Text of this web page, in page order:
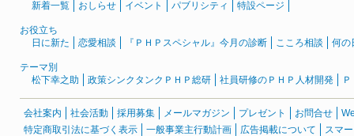
新着一覧
おしらせ イベント パブリシティ 特設ページ
お役立ち
日に新た
恋愛相談 『ＰＨＰスペシャル』今月の診断 こころ相談 何の
テーマ別
松下幸之助
政策シンクタンクＰＨＰ総研 社員研修のＰＨＰ人材開発
会社案内 社会活動 採用募集 メールマガジン プレゼント お問合せ
特定商取引法に基づく表示
一般事業主行動計画 広告掲載について スマ